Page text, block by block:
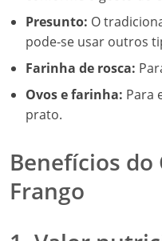
Presunto: O
pode-se usar outros
Farinha de rosca:
Ovos e farinha: Para
prato.
Benefícios do
Frango